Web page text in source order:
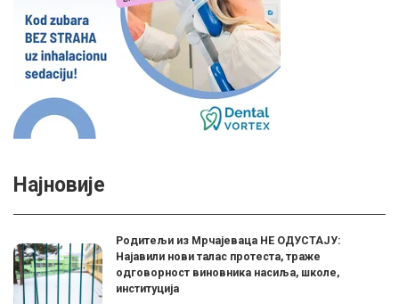
Најновије
Родитељи из Мрчајеваца НЕ ОДУСТАЈУ:
Најавили нови талас протеста, траже
одговорност виновника насиља, школе,
институција